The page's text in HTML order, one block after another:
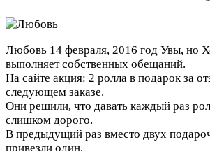
Любовь 14 февраля, 2016 год Увы, но
выполняет собственных обещаний.
На сайте акция: 2 ролла в подарок за
следующем заказе.
Они решили, что давать каждый раз
слишком дорого.
В предыдущий раз вместо двух
привезли один.